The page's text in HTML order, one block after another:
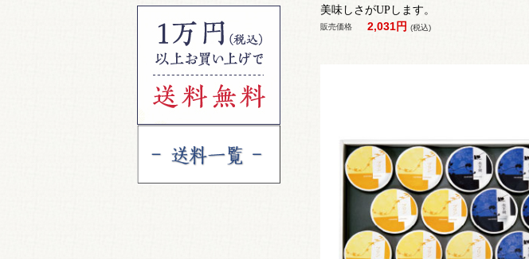
美味しさがUPします。
販売価格 2,031円 (税込)